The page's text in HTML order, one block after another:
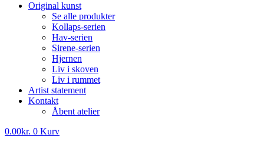
Original kunst
Se alle produkter
Kollaps-serien
Hav-serien
Sirene-serien
Hjernen
Liv i skoven
Liv i rummet
Artist statement
Kontakt
Åbent atelier
0.00kr. 0 Kurv